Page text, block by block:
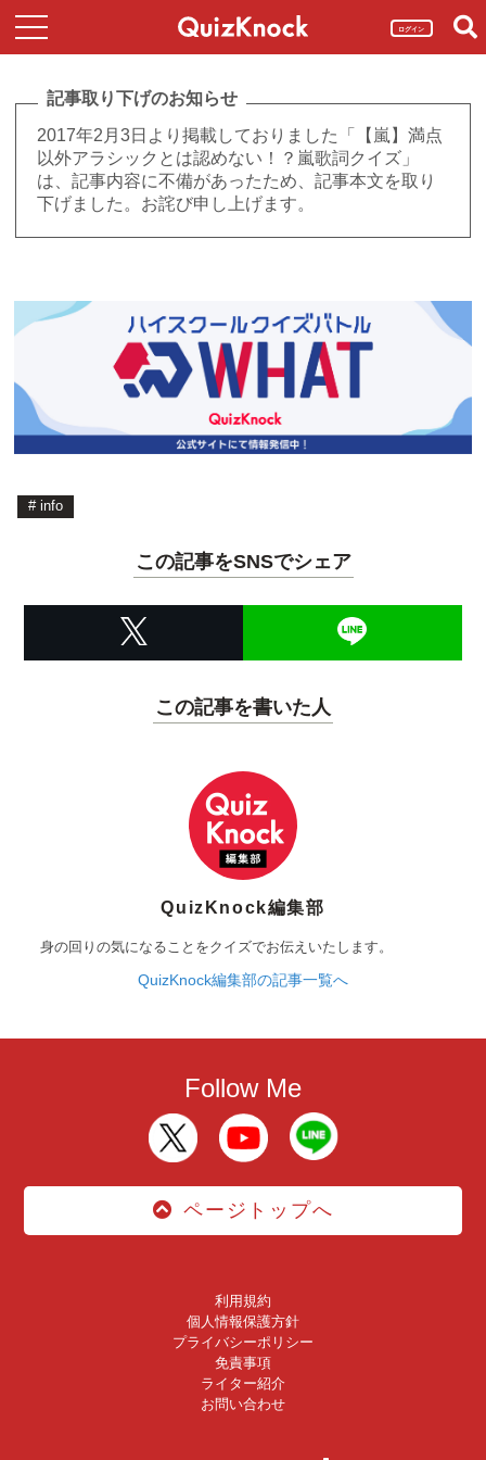
ログイン
記事取り下げのお知らせ
2017年2月3日より掲載しておりました「【嵐】満点
以外アラシックとは認めない！？嵐歌詞クイズ」
は、記事内容に不備があったため、記事本文を取り
下げました。お詫び申し上げます。
# info
この記事をSNSでシェア
この記事を書いた人
QuizKnock編集部
身の回りの気になることをクイズでお伝えいたします。
QuizKnock編集部の記事一覧へ
Follow Me
ページトップへ
利用規約
個人情報保護方針
プライバシーポリシー
免責事項
ライター紹介
お問い合わせ